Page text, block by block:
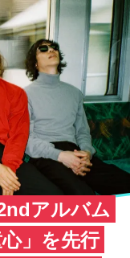
アルバム
」を先行